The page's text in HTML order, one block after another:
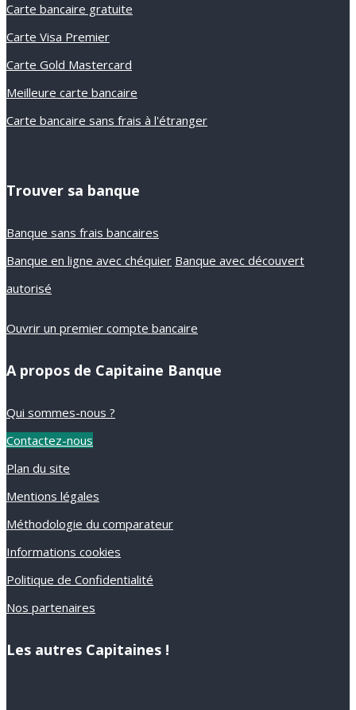
Carte bancaire gratuite
Carte Visa Premier
Carte Gold Mastercard
Meilleure carte bancaire
Carte bancaire sans frais à l'étranger
Trouver sa banque
Banque sans frais bancaires
Banque en ligne avec chéquier Banque avec découvert
autorisé
Ouvrir un premier compte bancaire
A propos de Capitaine Banque
Qui sommes-nous ?
Contactez-nous
Plan du site
Mentions légales
Méthodologie du comparateur
Informations cookies
Politique de Confidentialité
Nos partenaires
Les autres Capitaines !